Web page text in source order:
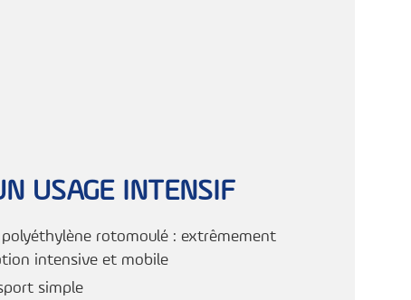
USAGE INTENSIF
rotomoulé : extrêmement
intensive et mobile
simple